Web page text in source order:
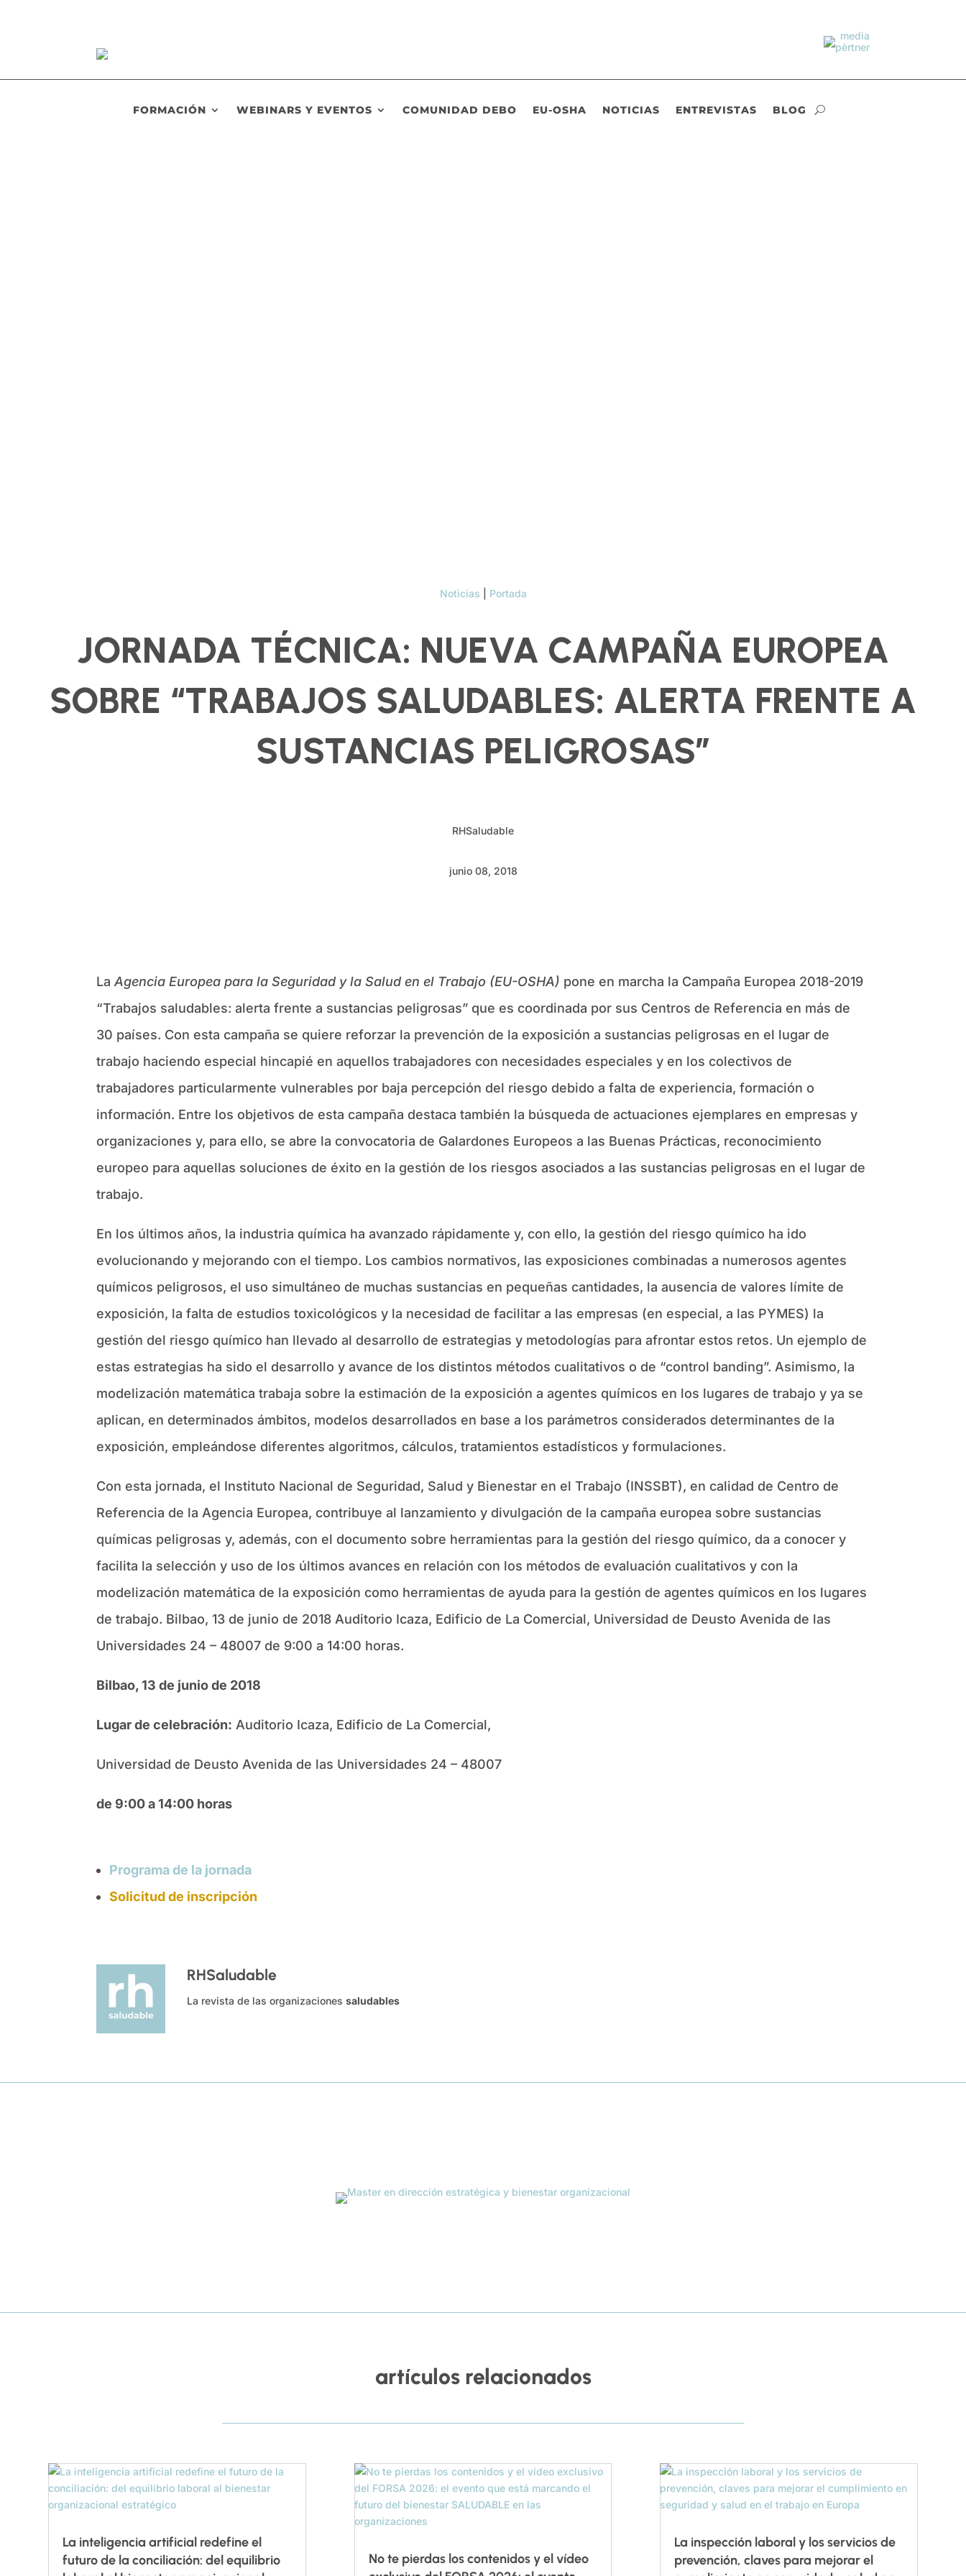
FORMACIÓN WEBINARS Y EVENTOS COMUNIDAD DEBO EU-OSHA NOTICIAS ENTREVISTAS BLOG
Noticias Portada
JORNADA TÉCNICA: NUEVA CAMPAÑA EUROPEA
SOBRE “TRABAJOS SALUDABLES: ALERTA FRENTE A
SUSTANCIAS PELIGROSAS”
RHSaludable
junio 08, 2018
LaAgencia Europea para la Seguridad y la Salud en el Trabajo (EU-OSHA) pone en marcha la Campaña Europea 2018-2019
“Trabajos saludables: alerta frente a sustancias peligrosas” que es coordinada por sus Centros de Referencia en más de
30 países. Con esta campaña se quiere reforzar la prevención de la exposición a sustancias peligrosas en el lugar de
trabajo haciendo especial hincapié en aquellos trabajadores con necesidades especiales y en los colectivos de
trabajadores particularmente vulnerables por baja percepción del riesgo debido a falta de experiencia, formación o
información. Entre los objetivos de esta campaña destaca también la búsqueda de actuaciones ejemplares en empresas y
organizaciones y, para ello, se abre la convocatoria de Galardones Europeos a las Buenas Prácticas, reconocimiento
europeo para aquellas soluciones de éxito en la gestión de los riesgos asociados a las sustancias peligrosas en el lugar de
trabajo.
En los últimos años, la industria química ha avanzado rápidamente y, con ello, la gestión del riesgo químico ha ido
evolucionando y mejorando con el tiempo. Los cambios normativos, las exposiciones combinadas a numerosos agentes
químicos peligrosos, el uso simultáneo de muchas sustancias en pequeñas cantidades, la ausencia de valores límite de
exposición, la falta de estudios toxicológicos y la necesidad de facilitar a las empresas (en especial, a las PYMES) la
gestión del riesgo químico han llevado al desarrollo de estrategias y metodologías para afrontar estos retos. Un ejemplo de
estas estrategias ha sido el desarrollo y avance de los distintos métodos cualitativos o de “control banding”. Asimismo, la
modelización matemática trabaja sobre la estimación de la exposición a agentes químicos en los lugares de trabajo y ya se
aplican, en determinados ámbitos, modelos desarrollados en base a los parámetros considerados determinantes de la
exposición, empleándose diferentes algoritmos, cálculos, tratamientos estadísticos y formulaciones.
Con esta jornada, el Instituto Nacional de Seguridad, Salud y Bienestar en el Trabajo (INSSBT), en calidad de Centro de
Referencia de la Agencia Europea, contribuye al lanzamiento y divulgación de la campaña europea sobre sustancias
químicas peligrosas y, además, con el documento sobre herramientas para la gestión del riesgo químico, da a conocer y
facilita la selección y uso de los últimos avances en relación con los métodos de evaluación cualitativos y con la
modelización matemática de la exposición como herramientas de ayuda para la gestión de agentes químicos en los lugares
de trabajo. Bilbao, 13 de junio de 2018 Auditorio Icaza, Edificio de La Comercial, Universidad de Deusto Avenida de las
Universidades 24 – 48007 de 9:00 a 14:00 horas.
Bilbao, 13 de junio de 2018
Lugar de celebración: Auditorio Icaza, Edificio de La Comercial,
Universidad de Deusto Avenida de las Universidades 24 – 48007
de 9:00 a 14:00 horas
Programa de la jornada
Solicitud de inscripción
RHSaludable
La revista de las organizacionessaludables
artículos relacionados
La inteligencia artificial redefine el
futuro de la conciliación: del equilibrio
No te pierdas los contenidos y el vídeo
La inspección laboral y los servicios de
prevención, claves para mejorar el